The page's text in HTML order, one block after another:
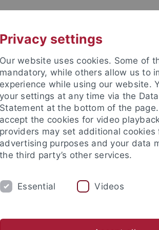
(ZDV)
Sicherheit Verwaltungs-IT
Dienstleistungen
Privacy settings
Our website uses cookies. Some of
mandatory, while others allow us to
experience while using our website.
your settings at any time via the
Statement at the bottom of the
accept the cookies for video
providers may set additional
advertising purposes and your data
the third party’s other services.
Essential Videos